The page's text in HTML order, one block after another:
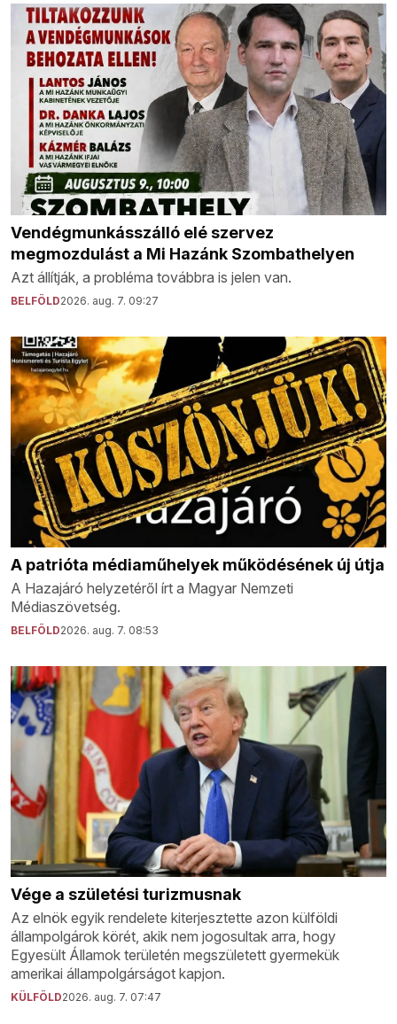
Vendégmunkásszálló elé szervez
megmozdulást a Mi Hazánk Szombathelyen
Azt állítják, a probléma továbbra is jelen van.
BELFÖLD2026. aug. 7. 09:27
A patrióta médiaműhelyek működésének új útja
A Hazajáró helyzetéről írt a Magyar Nemzeti
Médiaszövetség.
BELFÖLD2026. aug. 7. 08:53
Vége a születési turizmusnak
Az elnök egyik rendelete kiterjesztette azon külföldi
állampolgárok körét, akik nem jogosultak arra, hogy
Egyesült Államok területén megszületett gyermekük
amerikai állampolgárságot kapjon.
KÜLFÖLD2026. aug. 7. 07:47